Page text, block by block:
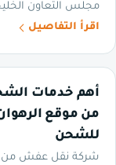
مجلس التعاون
اقرأ التفاصيل
أهم خدمات
للشحن
شركة نقل عفش من